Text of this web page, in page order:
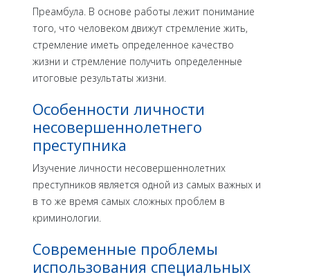
Преамбула. В основе работы лежит понимание
того, что человеком движут стремление жить,
стремление иметь определенное качество
жизни и стремление получить опре­деленные
итоговые результаты жизни.
Особенности личности
несовершеннолетнего
преступника
Изучение личности несовершеннолетних
преступников является одной из самых важных и
в то же время самых слож­ных проблем в
криминологии.
Современные проблемы
использования специальных